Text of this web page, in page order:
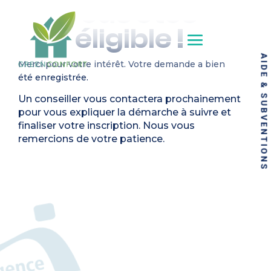
AIDE & SUBVENTIONS
vous êtes
éligible !
Merci pour votre intérêt. Votre demande a bien
été enregistrée.
Un conseiller vous contactera prochainement
pour vous expliquer la démarche à suivre et
finaliser votre inscription. Nous vous
remercions de votre patience.